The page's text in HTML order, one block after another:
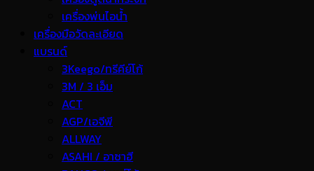
เครื่องพ่นไอน้ำ
เครื่องมือวัดละเอียด
แบรนด์
3Keego/ทรีคีย์โก้
3M / 3 เอ็ม
ACT
AGP/เอจีพี
ALLWAY
ASAHI / อาซาฮี